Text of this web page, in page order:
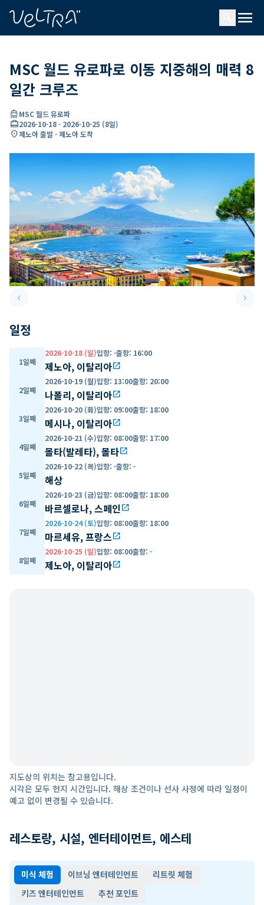
menu
MSC 월드 유로파로 이동 지중해의 매력 8
일간 크루즈
directions_boatMSC 월드 유로파
card_travel2026-10-18- 2026-10-25 (8일)
location_on제노아 출발 - 제노아 도착
keyboard_arrow_leftPrevious slide keyboard_arrow_right
일정
1일째
2026-10-18 (일)입항: -출항: 16:00
제노아, 이탈리아open_in_new
2일째
2026-10-19 (월)입항: 13:00출항: 20:00
나폴리, 이탈리아open_in_new
3일째
2026-10-20 (화)입항: 09:00출항: 18:00
메시나, 이탈리아open_in_new
4일째
2026-10-21 (수)입항: 08:00출항: 17:00
몰타(발레타), 몰타open_in_new
5일째
2026-10-22 (목)입항: -출항: -
해상
6일째
2026-10-23 (금)입항: 08:00출항: 18:00
바르셀로나, 스페인open_in_new
7일째
2026-10-24 (토)입항: 08:00출항: 18:00
마르세유, 프랑스open_in_new
8일째
2026-10-25 (일)입항: 08:00출항: -
제노아, 이탈리아open_in_new
지도상의 위치는 참고용입니다.
시각은 모두 현지 시간입니다. 해상 조건이나 선사 사정에 따라 일정이
예고 없이 변경될 수 있습니다.
레스토랑, 시설, 엔터테이먼트, 에스테
미식 체험 이브닝 엔터테인먼트
리트릿 체험
키즈 엔터테인먼트
추천 포인트